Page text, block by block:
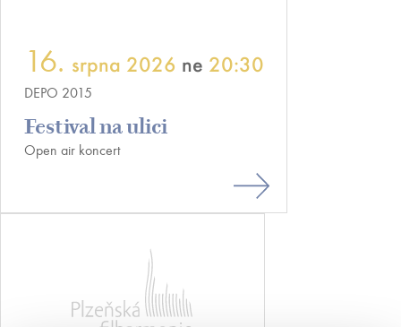
Festival na ulici
16. srpna 2026 ne 20:30
DEPO 2015
Open air koncert